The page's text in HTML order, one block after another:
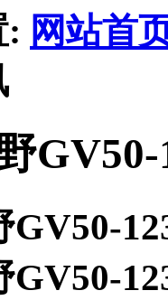
: 网站首
GV50-
GV50-